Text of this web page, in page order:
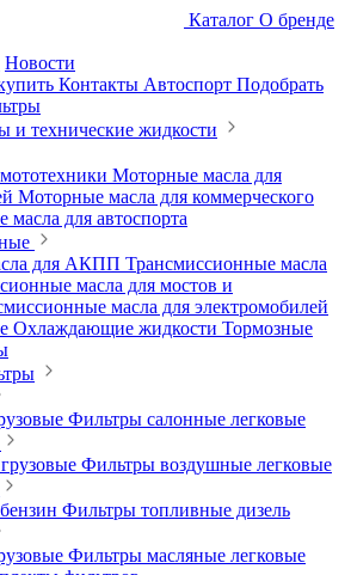
Каталог О бренде
Новости
Контакты Автоспорт Подобрать
и технические жидкости
Моторные масла для
Моторные масла для коммерческого
для автоспорта
для АКПП Трансмиссионные масла
масла для мостов и
масла для электромобилей
Охлаждающие жидкости Тормозные
Фильтры салонные легковые
Фильтры воздушные легковые
Фильтры топливные дизель
Фильтры масляные легковые